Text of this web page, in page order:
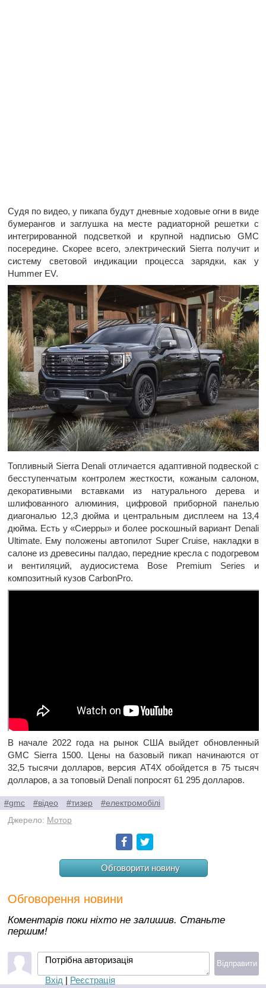
Судя по видео, у пикапа будут дневные ходовые огни в виде
бумерангов и заглушка на месте радиаторной решетки с
интегрированной подсветкой и крупной надписью GMC
посередине. Скорее всего, электрический Sierra получит и
систему световой индикации процесса зарядки, как у
Hummer EV.
Топливный Sierra Denali отличается адаптивной подвеской с
бесступенчатым контролем жесткости, кожаным салоном,
декоративными вставками из натурального дерева и
шлифованного алюминия, цифровой приборной панелью
диагональю 12,3 дюйма и центральным дисплеем на 13,4
дюйма. Есть у «Сиерры» и более роскошный вариант Denali
Ultimate. Ему положены автопилот Super Cruise, накладки в
салоне из древесины палдао, передние кресла с подогревом
и вентиляций, аудиосистема Bose Premium Series и
композитный кузов CarbonPro.
В начале 2022 года на рынок США выйдет обновленный
GMC Sierra 1500. Цены на базовый пикап начинаются от
32,5 тысячи долларов, версия AT4X обойдется в 75 тысяч
долларов, а за топовый Denali попросят 61 295 долларов.
#gmc #відео #тизер
#електромобілі
Джерело: Мотор
Facebook
Обговорити новину
Обговорення новини
Коментарів поки ніхто не залишив. Станьте
першим!
Потрібна авторизація
Вхід | Реєстрація
Відправити